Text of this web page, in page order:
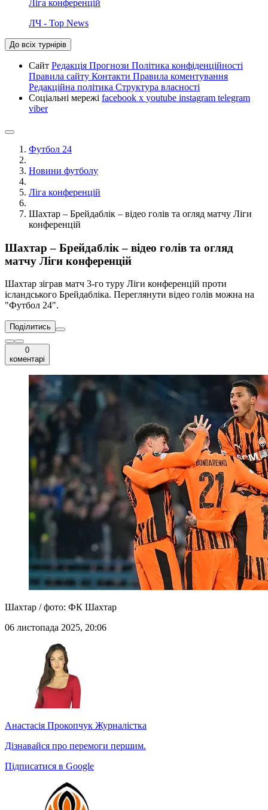
Ліга конференцій
ЛЧ - Top News
До всіх турнірів
Сайт Редакція Прогнози Політика конфіденційності
Правила сайту Контакти Правила коментування
Редакційна політика Структура власності
Соціальні мережі facebook x youtube instagram telegram
viber
Футбол 24
Новини футболу
Ліга конференцій
Шахтар – Брейдаблік – відео голів та огляд матчу Ліги
конференцій
Шахтар – Брейдаблік – відео голів та огляд
матчу Ліги конференцій
Шахтар зіграв матч 3-го туру Ліги конференцій проти
ісландського Брейдабліка. Переглянути відео голів можна на
"Футбол 24".
Поділитись
0
коментарі
Шахтар / фото: ФК Шахтар
06 листопада 2025, 20:06
Анастасія Прокопчук Журналістка
Дізнавайся про перемоги першим.
Підписатися в Google